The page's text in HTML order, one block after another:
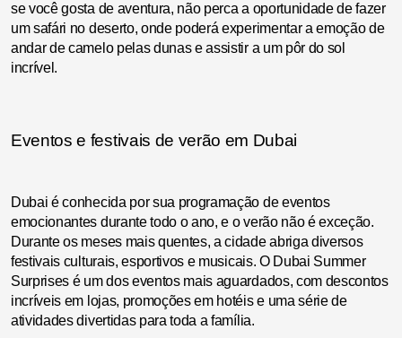
se você gosta de aventura, não perca a oportunidade de fazer
um safári no deserto, onde poderá experimentar a emoção de
andar de camelo pelas dunas e assistir a um pôr do sol
incrível.
Eventos e festivais de verão em Dubai
Dubai é conhecida por sua programação de eventos
emocionantes durante todo o ano, e o verão não é exceção.
Durante os meses mais quentes, a cidade abriga diversos
festivais culturais, esportivos e musicais. O Dubai Summer
Surprises é um dos eventos mais aguardados, com descontos
incríveis em lojas, promoções em hotéis e uma série de
atividades divertidas para toda a família.